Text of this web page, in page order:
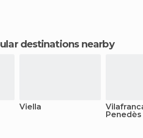
destinations nearby
Viella
Penedès